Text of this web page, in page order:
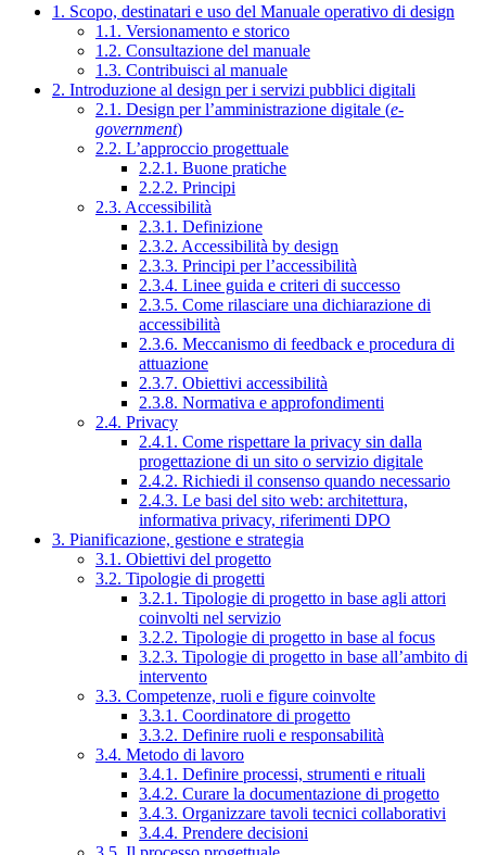
1. Scopo, destinatari e uso del Manuale operativo di design
1.1. Versionamento e storico
1.2. Consultazione del manuale
1.3. Contribuisci al manuale
2. Introduzione al design per i servizi pubblici digitali
2.1. Design per l’amministrazione digitale (e-
government)
2.2. L’approccio progettuale
2.2.1. Buone pratiche
2.2.2. Principi
2.3. Accessibilità
2.3.1. Definizione
2.3.2. Accessibilità by design
2.3.3. Principi per l’accessibilità
2.3.4. Linee guida e criteri di successo
2.3.5. Come rilasciare una dichiarazione di
accessibilità
2.3.6. Meccanismo di feedback e procedura di
attuazione
2.3.7. Obiettivi accessibilità
2.3.8. Normativa e approfondimenti
2.4. Privacy
2.4.1. Come rispettare la privacy sin dalla
progettazione di un sito o servizio digitale
2.4.2. Richiedi il consenso quando necessario
2.4.3. Le basi del sito web: architettura,
informativa privacy, riferimenti DPO
3. Pianificazione, gestione e strategia
3.1. Obiettivi del progetto
3.2. Tipologie di progetti
3.2.1. Tipologie di progetto in base agli attori
coinvolti nel servizio
3.2.2. Tipologie di progetto in base al focus
3.2.3. Tipologie di progetto in base all’ambito di
intervento
3.3. Competenze, ruoli e figure coinvolte
3.3.1. Coordinatore di progetto
3.3.2. Definire ruoli e responsabilità
3.4. Metodo di lavoro
3.4.1. Definire processi, strumenti e rituali
3.4.2. Curare la documentazione di progetto
3.4.3. Organizzare tavoli tecnici collaborativi
3.4.4. Prendere decisioni